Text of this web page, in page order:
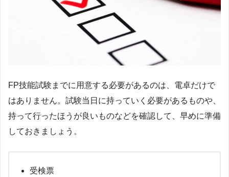
FP技能試験までに用意する必要があるのは、電卓だけで
はありません。試験当日に持っていく必要があるものや、
持って行ったほうが良いものなどを確認して、早めに準備
しておきましょう。
受検票